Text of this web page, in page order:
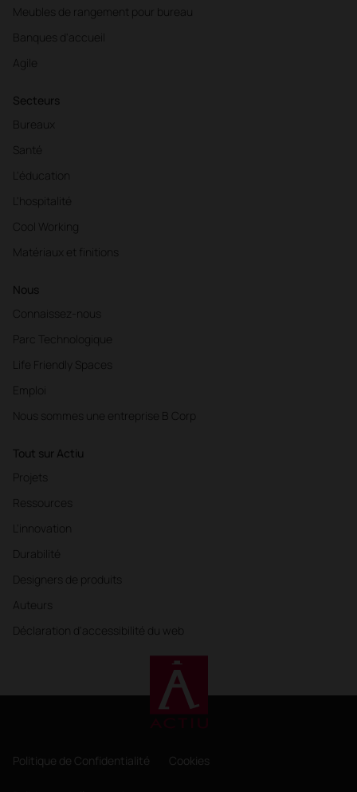
Meubles de rangement pour bureau
Banques d'accueil
Agile
Secteurs
Bureaux
Santé
L'éducation
L'hospitalité
Cool Working
Matériaux et finitions
Nous
Connaissez-nous
Parc Technologique
Life Friendly Spaces
Emploi
Nous sommes une entreprise B Corp
Tout sur Actiu
Projets
Ressources
L'innovation
Durabilité
Designers de produits
Auteurs
Déclaration d'accessibilité du web
Politique de Confidentialité Cookies